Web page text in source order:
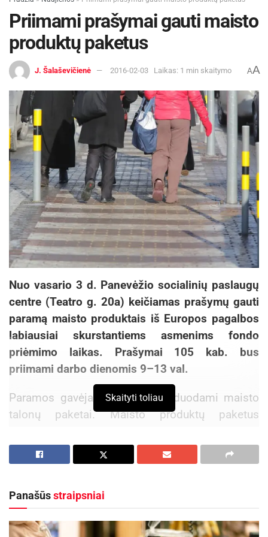
Priimami prašymai gauti maisto
produktų paketus
J. Šalaševičienė 2016-02-03 Laikas: 1 min skaitymo AA
Nuo vasario 3 d. Panevėžio socialinių paslaugų
centre (Teatro g. 20a) keičiamas prašymų gauti
paramą maisto produktais iš Europos pagalbos
labiausiai skurstantiems asmenims fondo
priėmimo laikas. Prašymai 105 kab. bus
priimami darbo dienomis 9–13 val.
Paramos gavėjams nebebus išduodami maisto
talonų paketai. Maisto produktų paketus
dokumentą.
bus dalijami vasario 22-26, balandžio 20-27,
birželio 20-28, rugpjūčio 22-26, spalio 20-27,
gruodžio 19-30 d.
Skaityti toliau
Panašūsstraipsniai